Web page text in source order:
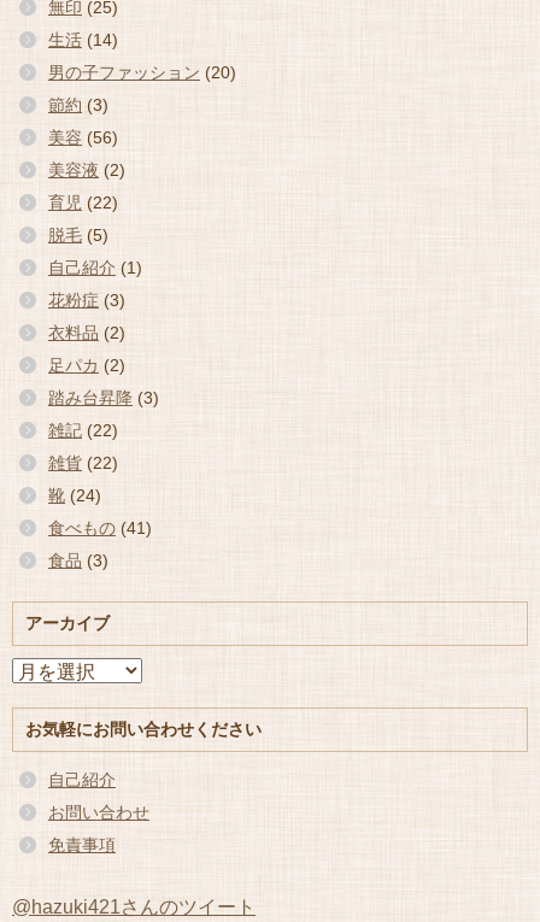
無印 (25)
生活 (14)
男の子ファッション (20)
節約 (3)
美容 (56)
美容液 (2)
育児 (22)
脱毛 (5)
自己紹介 (1)
花粉症 (3)
衣料品 (2)
足パカ (2)
踏み台昇降 (3)
雑記 (22)
雑貨 (22)
靴 (24)
食べもの (41)
食品 (3)
アーカイブ
ア
イ
ブ
お気軽にお問い合わせください
自己紹介
お問い合わせ
免責事項
@hazuki421さんのツイート